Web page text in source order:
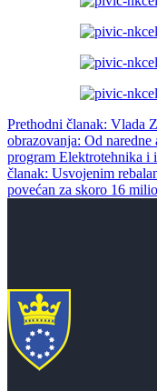
Prethodni članak: Vlada
obrazovanja: Od
program Elektrotehnika i
članak: Usvojenim
povećan za skoro 16